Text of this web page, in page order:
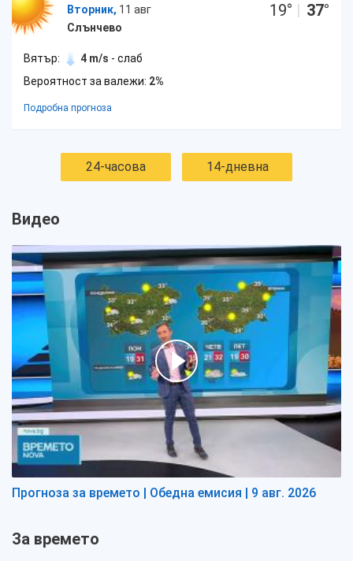
Вторник, 11 авг
Слънчево
19° | 37°
Вятър: 4 m/s - слаб
Вероятност за валежи: 2%
Подробна прогноза
24-часова 14-дневна
Видео
Прогноза за времето | Обедна емисия | 9 авг. 2026
За времето